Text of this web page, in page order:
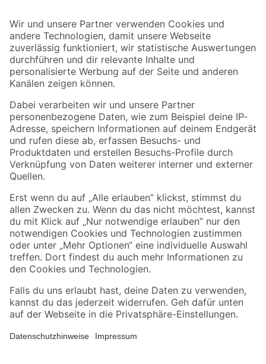
Der toom Newsletter: Keine Angebote und Aktionen mehr verpassen!
Zur Newsletter Anmeldung
Folge uns
Zahlungsarten Versandarten
Sicher einkaufen
Jetzt die toom-App herunterladen
Alle Preisangaben in EUR inkl. gesetzl. MwSt.. Die dargestellten Angebote sind unter
Umständen nicht in allen Märkten verfügbar. Die angegebenen Verfügbarkeiten beziehen
Produkte nur solange der Vorrat reicht.
*Paketversand ab 59 € versandkostenfrei, gilt nicht für Artikel mit Speditionsversand, hier